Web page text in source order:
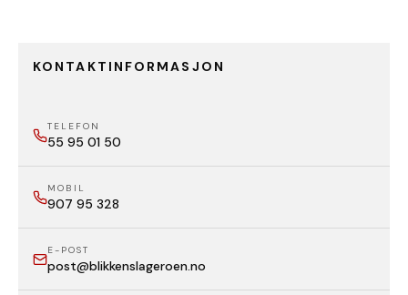
KONTAKTINFORMASJON
TELEFON
55 95 01 50
MOBIL
907 95 328
E-POST
post@blikkenslageroen.no